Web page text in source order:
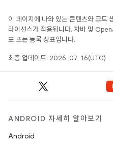
이 페이지에 나와 있는 콘텐츠와 코드
라이선스가 적용됩니다. 자바 및
표 또는 등록 상표입니다.
최종 업데이트: 2026-07-16(UTC)
ANDROID 자세히 알아보기
Android